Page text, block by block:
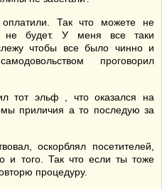
Так что можете не
не будет. У меня все таки
чтобы все было чинно и
проговорил
тот эльф , что оказался на
приличия а то последую за
оскорблял посетителей,
и того. Так что если ты тоже
процедуру.